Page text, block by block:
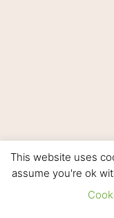
This website uses
assume you're ok